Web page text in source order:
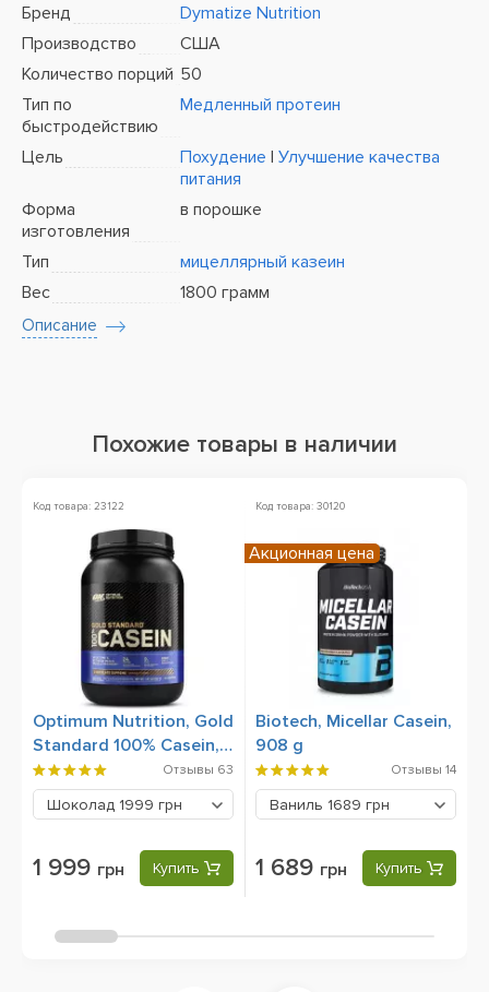
Бренд
Dymatize Nutrition
Производство
США
Количество порций 50
Тип по
быстродействию
Медленный протеин
Цель Похудение | Улучшение качества
питания
Форма
изготовления
в порошке
Тип
мицеллярный казеин
Вес
1800 грамм
Описание
Похожие товары в наличии
Код товара: 23122
Optimum Nutrition, Gold
Standard 100% Casein,
850 g
Отзывы 63
Шоколад 1999 грн
1 999 грн Купить
Код товара: 30120
Biotech, Micellar Casein,
908 g
Отзывы 14
Ваниль 1689 грн
1 689 грн Купить
Акционная цена